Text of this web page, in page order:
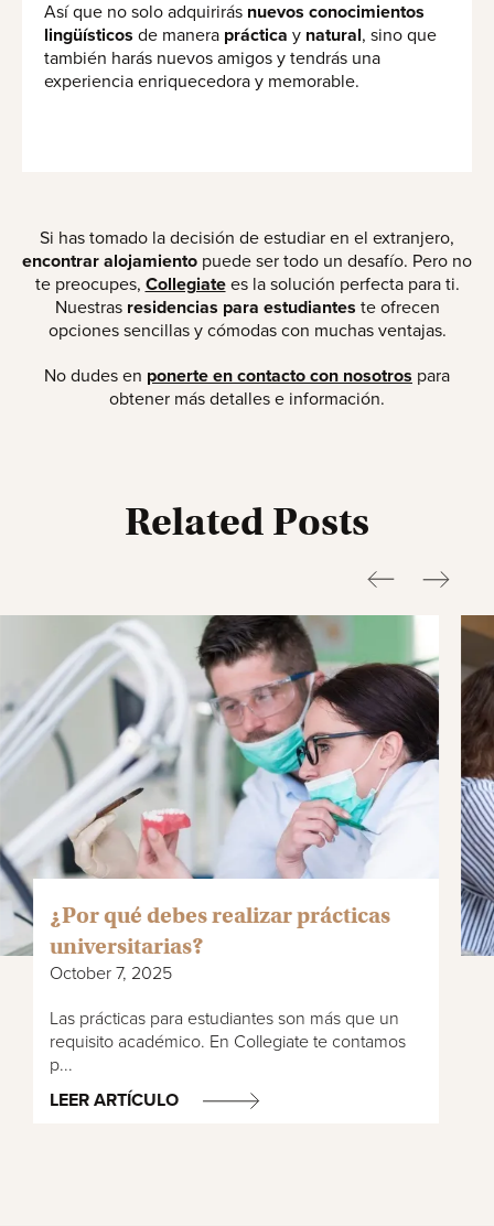
Así que no solo adquirirás nuevos conocimientos
lingüísticos de manera práctica y natural, sino que
también harás nuevos amigos y tendrás una
experiencia enriquecedora y memorable.
Si has tomado la decisión de estudiar en el extranjero,
encontrar alojamiento puede ser todo un desafío. Pero no
te preocupes, Collegiate es la solución perfecta para ti.
Nuestras residencias para estudiantes te ofrecen
opciones sencillas y cómodas con muchas ventajas.
No dudes en ponerte en contacto con nosotros para
obtener más detalles e información.
Related Posts
¿Por qué debes realizar prácticas
universitarias?
October 7, 2025
Las prácticas para estudiantes son más que un
requisito académico. En Collegiate te contamos
p...
LEER ARTÍCULO